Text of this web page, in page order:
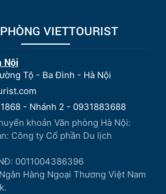
VIETTOURIST
Nội
Tộ - Ba Đình - Hà Nội
- Nhánh 2 - 0931883688
khoản Văn phòng Hà Nội:
Công ty Cổ phần Du lịch
0011004386396
Hàng Ngoại Thương Việt Nam